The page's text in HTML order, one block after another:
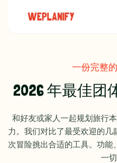
一份完整
2026 年最佳团
和好友或家人一起规划旅行
力。我们对比了最受欢迎的几
次冒险挑出合适的工具。功能
一切